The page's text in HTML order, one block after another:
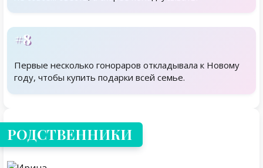
#8
Первые несколько гонораров откладывала к Новому
году, чтобы купить подарки всей семье.
Родственники
РОДСТВЕННИКИ